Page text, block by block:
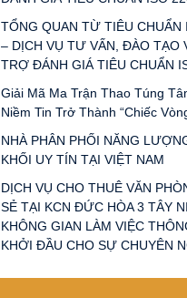
TỔNG QUAN TỪ TIÊU CHUẨN
– DỊCH VỤ TƯ VẤN, ĐÀO TẠO
TRỢ ĐÁNH GIÁ TIÊU CHUẨN
Giải Mã Ma Trận Thao Túng
Niềm Tin Trở Thành “Chiếc
NHÀ PHÂN PHỐI NĂNG
KHỐI UY TÍN TẠI VIỆT NAM
DỊCH VỤ CHO THUÊ VĂN
SẺ TẠI KCN ĐỨC HÒA 3 TÂY
KHÔNG GIAN LÀM VIỆC
KHỞI ĐẦU CHO SỰ CHUYÊN